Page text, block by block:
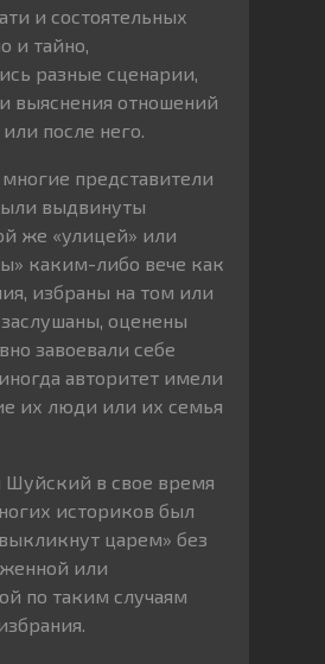
и состоятельных
и тайно,
разные сценарии,
выяснения отношений
после него.
представители
выдвинуты
же «улицей» или
каким-либо вече как
избраны на том или
оценены
завоевали себе
авторитет имели
их люди или их семья
Шуйский в свое время
историков был
царем» без
или
по таким случаям